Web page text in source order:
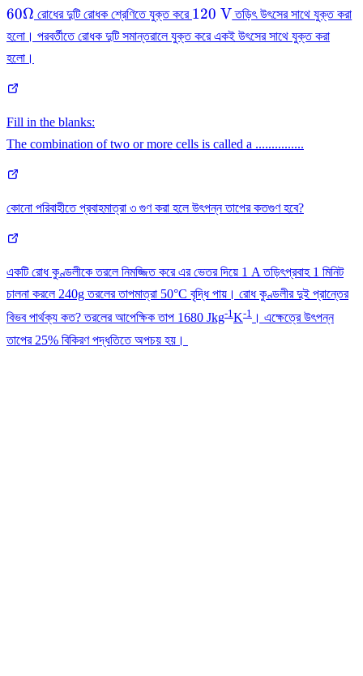
60
\Omega
60Ω রোধের দুটি রোধক শ্রেণিতে যুক্ত করে 120
\mathrm{~V}
120 Vতড়িৎ উৎসের সাথে যুক্ত করা
হলো। পরবর্তীতে রোধক দুটি সমান্তরালে যুক্ত করে একই উৎসের সাথে যুক্ত করা
হলো।
Fill in the blanks:
The combination of two or more cells is called a ...............
কোনো পরিবাহীতে প্রবাহমাত্রা ৩ গুণ করা হলে উৎপন্ন তাপের কতগুণ হবে?
একটি রোধ কুণ্ডলীকে তরলে নিমজ্জিত করে এর ভেতর দিয়ে 1 A তড়িৎপ্রবাহ 1 মিনিট
চালনা করলে 240g তরলের তাপমাত্রা 50°C বৃদ্ধি পায়। রোধ কুণ্ডলীর দুই প্রান্তের
বিভব পার্থক্য কত? তরলের আপেক্ষিক তাপ 1680 Jkg-1K-1 । এক্ষেত্রে উৎপন্ন
তাপের 25% বিকিরণ পদ্ধতিতে অপচয় হয়।